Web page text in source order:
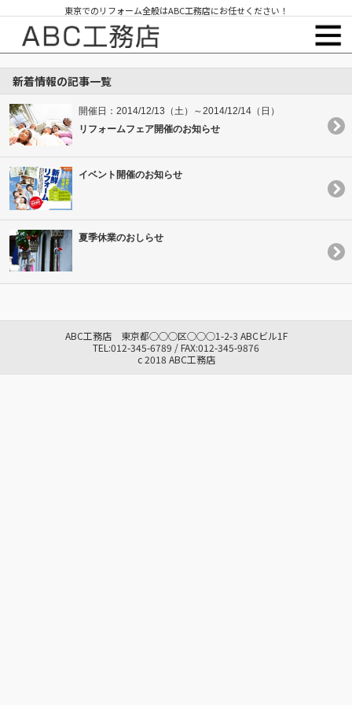
東京でのリフォーム全般はABC工務店にお任せください！
新着情報の記事一覧
開催日：2014/12/13（土）～2014/12/14（日）
リフォームフェア開催のお知らせ
イベント開催のお知らせ
夏季休業のおしらせ
ABC工務店 東京都○○○区○○○1-2-3 ABCビル1F
TEL:012-345-6789 / FAX:012-345-9876
c 2018 ABC工務店